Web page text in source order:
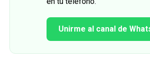
Unirme al canal de